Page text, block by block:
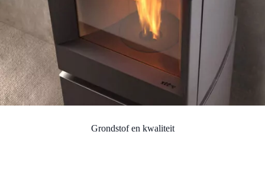
Grondstof en kwaliteit